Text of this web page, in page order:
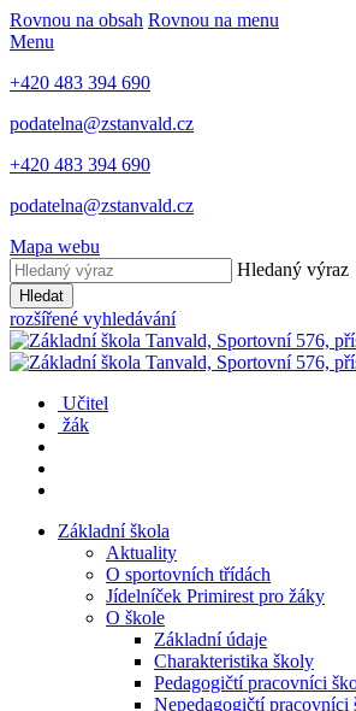
Rovnou na obsah Rovnou na menu
Menu
+420 483 394 690
podatelna@zstanvald.cz
+420 483 394 690
podatelna@zstanvald.cz
Mapa webu
Hledaný výraz
Hledat
rozšířené vyhledávání
Učitel
žák
Základní škola
Aktuality
O sportovních třídách
Jídelníček Primirest pro žáky
O škole
Základní údaje
Charakteristika školy
Pedagogičtí pracovníci
Nepedagogičtí pracovníci